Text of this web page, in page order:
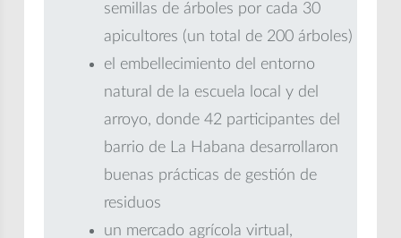
semillas de árboles por cada 30
apicultores (un total de 200 árboles)
el embellecimiento del entorno
natural de la escuela local y del
arroyo, donde 42 participantes del
barrio de La Habana desarrollaron
buenas prácticas de gestión de
residuos
un mercado agrícola virtual,